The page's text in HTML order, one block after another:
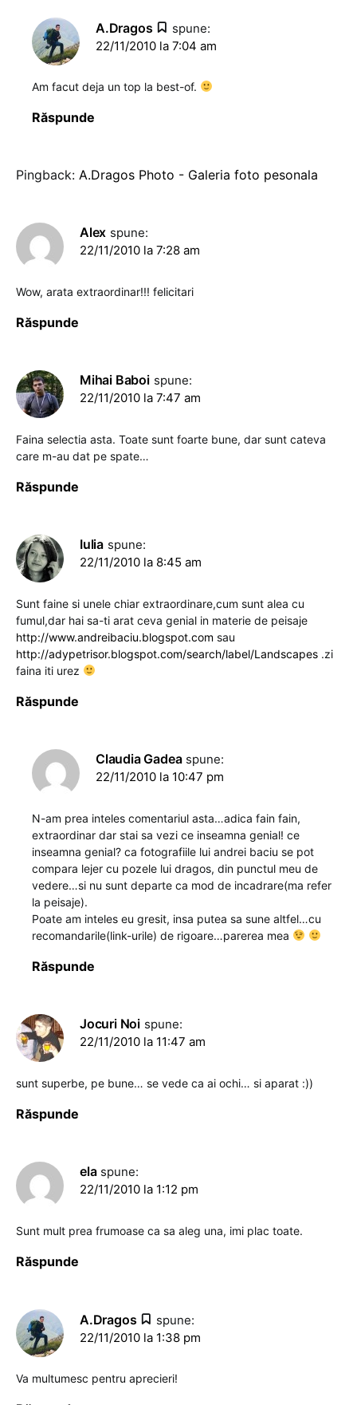
A.Dragos
spune:
22/11/2010 la 7:04 am
Am facut deja un top la best-of.
Răspunde
Pingback: A.Dragos Photo - Galeria foto pesonala
Alex spune:
22/11/2010 la 7:28 am
Wow, arata extraordinar!!! felicitari
Răspunde
Mihai Baboi spune:
22/11/2010 la 7:47 am
Faina selectia asta. Toate sunt foarte bune, dar sunt cateva
care m-au dat pe spate…
Răspunde
Iulia spune:
22/11/2010 la 8:45 am
Sunt faine si unele chiar extraordinare,cum sunt alea cu
fumul,dar hai sa-ti arat ceva genial in materie de peisaje
http://www.andreibaciu.blogspot.com sau
http://adypetrisor.blogspot.com/search/label/Landscapes .zi
faina iti urez
Răspunde
Claudia Gadea spune:
22/11/2010 la 10:47 pm
N-am prea inteles comentariul asta…adica fain fain,
extraordinar dar stai sa vezi ce inseamna genial! ce
inseamna genial? ca fotografiile lui andrei baciu se pot
compara lejer cu pozele lui dragos, din punctul meu de
vedere…si nu sunt departe ca mod de incadrare(ma refer
la peisaje).
Poate am inteles eu gresit, insa putea sa sune altfel…cu
recomandarile(link-urile) de rigoare…parerea mea
Răspunde
Jocuri Noi spune:
22/11/2010 la 11:47 am
sunt superbe, pe bune… se vede ca ai ochi… si aparat :))
Răspunde
ela spune:
22/11/2010 la 1:12 pm
Sunt mult prea frumoase ca sa aleg una, imi plac toate.
Răspunde
A.Dragos
spune:
22/11/2010 la 1:38 pm
Va multumesc pentru aprecieri!